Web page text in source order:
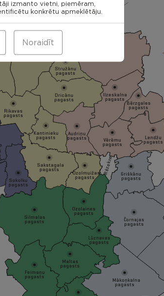
Rēzekne
Rikavas
pagasts
Kantinieku
pagasts
Sakstagala
pagasts
Ozolmuižas
pagasts
pagasts
Stružānu
pagasts
Dricānu
pagasts
Ilzeskalna
pagasts
Audriņu
pagasts Vērēmu
pagasts
Lendžu
pagasts
Bērzgales
pagasts
Silmalas
pagasts
Feimaņu
pagasts
Maltas
pagasts
Lūznavas
pagasts
Ozolaines
pagasts
Griškānu
pagasts
Čornajas
pagasts
Mākoņkalna
pagasts
Sokolku
pagasts
izmanto vietni, piemēram,
konkrētu apmeklētāju.
Noraidīt